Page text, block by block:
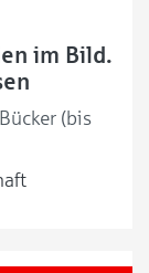
im Bild.
(bis